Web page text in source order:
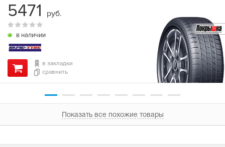
в наличии
в закладки
сравнить
5471 руб.
Показать все похожие товары